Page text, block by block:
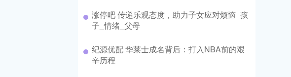
​涨停吧 传递乐观态度，助力子女应对烦恼_孩
子_情绪_父母
​纪源优配 华莱士成名背后：打入NBA前的艰
辛历程